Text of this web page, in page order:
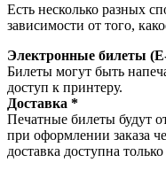
Есть несколько разных
зависимости от того,
Электронные билеты
Билеты могут быть
доступ к принтеру.
Доставка *
Печатные билеты будут
при оформлении заказа
доставка доступна